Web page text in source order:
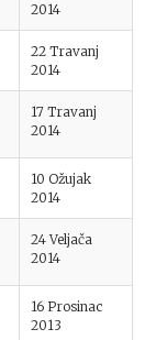
2014
22 Travanj
2014
17 Travanj
2014
10 Ožujak
2014
24 Veljača
2014
16 Prosinac
2013